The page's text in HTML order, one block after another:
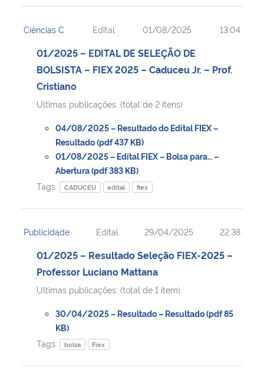
Ciências C Edital 01/08/2025 13:04
01/2025 – EDITAL DE SELEÇÃO DE
BOLSISTA – FIEX 2025 – Caduceu Jr. – Prof.
Cristiano
Ultimas publicações: (total de 2 itens)
04/08/2025 – Resultado do Edital FIEX –
Resultado (pdf 437 KB)
01/08/2025 – Edital FIEX – Bolsa para… –
Abertura (pdf 383 KB)
Tags:
CADUCEU edital fiex
Publicidade Edital 29/04/2025 22:38
01/2025 – Resultado Seleção FIEX-2025 –
Professor Luciano Mattana
Ultimas publicações: (total de 1 item)
30/04/2025 – Resultado – Resultado (pdf 85
KB)
Tags:
bolsa Fiex